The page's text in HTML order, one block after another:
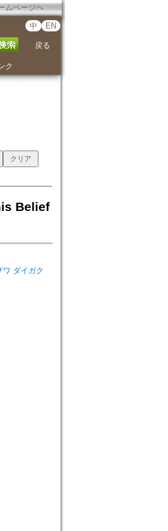
ムページへ
中 EN
戻る
ク
Belief
ダイガク